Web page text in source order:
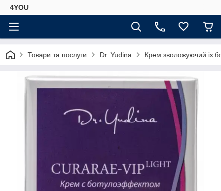
4YOU
Товари та послуги Dr. Yudina Крем зволожуючий із